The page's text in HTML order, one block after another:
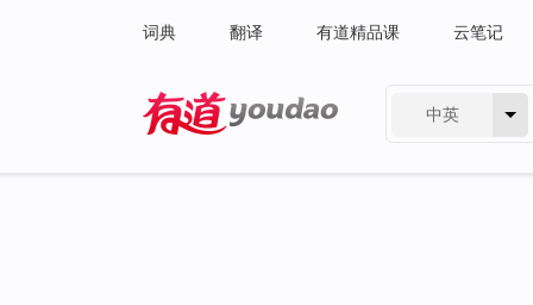
词典 翻译 有道精品课 云笔记
中英